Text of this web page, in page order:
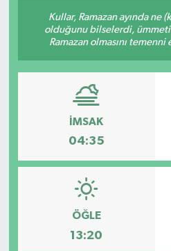
Kullar, Ramazan ayında ne
olduğunu bilselerdi,
Ramazan olmasını
İMSAK
04:35
ÖĞLE
13:20